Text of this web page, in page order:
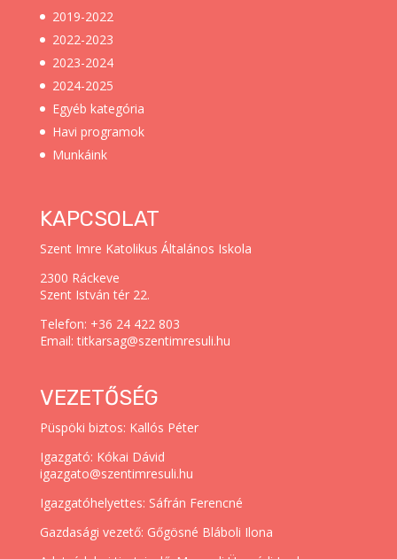
2019-2022
2022-2023
2023-2024
2024-2025
Egyéb kategória
Havi programok
Munkáink
KAPCSOLAT
Szent Imre Katolikus Általános Iskola
2300 Ráckeve
Szent István tér 22.
Telefon: +36 24 422 803
Email: titkarsag@szentimresuli.hu
VEZETŐSÉG
Püspöki biztos: Kallós Péter
Igazgató: Kókai Dávid
igazgato@szentimresuli.hu
Igazgatóhelyettes: Sáfrán Ferencné
Gazdasági vezető: Gőgösné Bláboli Ilona